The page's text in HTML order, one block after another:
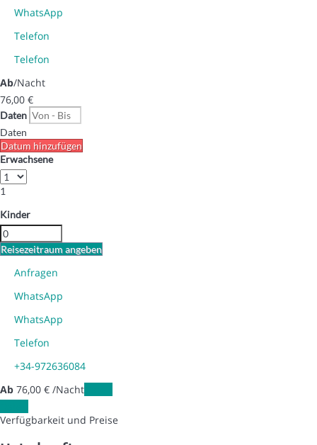
WhatsApp
Telefon
Telefon
Ab/Nacht
76,00 €
Daten
Daten
Datum hinzufügen
Erwachsene
1
Kinder
Reisezeitraum angeben
Anfragen
WhatsApp
WhatsApp
Telefon
+34-972636084
Ab 76,00 € /Nacht
Verfügbarkeit und Preise